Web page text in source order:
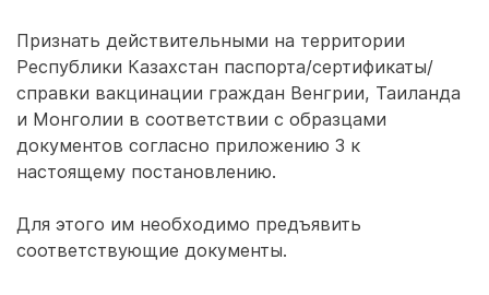
Признать действительными на территории
Республики Казахстан паспорта/сертификаты/
справки вакцинации граждан Венгрии, Таиланда
и Монголии в соответствии с образцами
документов согласно приложению 3 к
настоящему постановлению.
Для этого им необходимо предъявить
соответствующие документы.